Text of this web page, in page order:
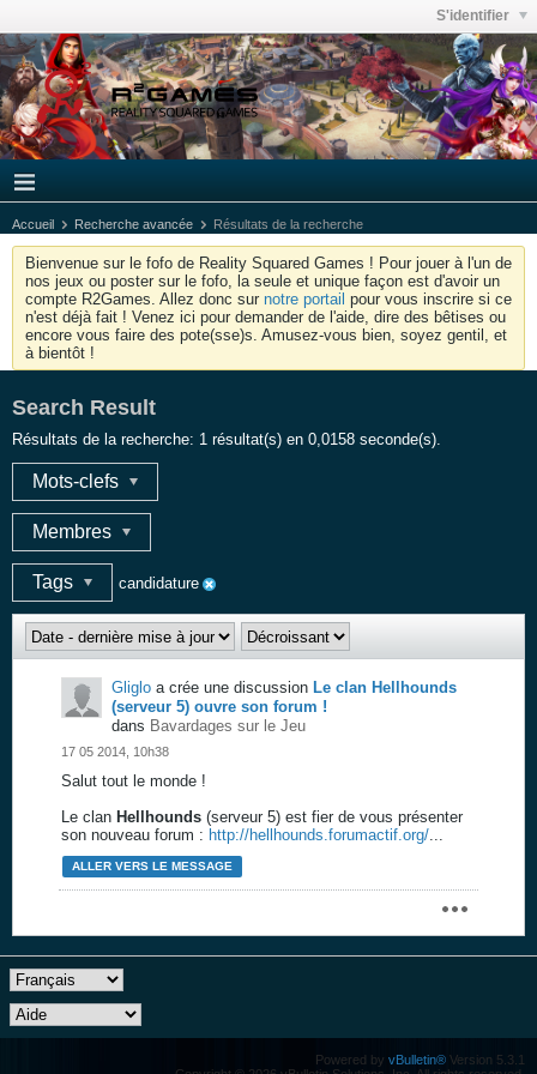
S'identifier
Accueil Recherche avancée Résultats de la recherche
Bienvenue sur le fofo de Reality Squared Games ! Pour jouer à l'un de
nos jeux ou poster sur le fofo, la seule et unique façon est d'avoir un
compte R2Games. Allez donc sur notre portail pour vous inscrire si ce
n'est déjà fait ! Venez ici pour demander de l'aide, dire des bêtises ou
encore vous faire des pote(sse)s. Amusez-vous bien, soyez gentil, et
à bientôt !
Search Result
Résultats de la recherche: 1 résultat(s) en 0,0158 seconde(s).
Mots-clefs
Membres
Tags candidature
Gliglo a crée une discussion Le clan Hellhounds
(serveur 5) ouvre son forum !
dans Bavardages sur le Jeu
17 05 2014, 10h38
Salut tout le monde !
Le clan Hellhounds (serveur 5) est fier de vous présenter
son nouveau forum : http://hellhounds.forumactif.org/...
ALLER VERS LE MESSAGE
Powered by vBulletin® Version 5.3.1